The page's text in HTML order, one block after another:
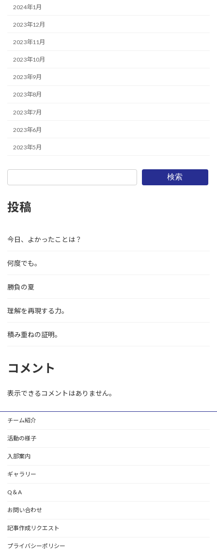
2024年1月
2023年12月
2023年11月
2023年10月
2023年9月
2023年8月
2023年7月
2023年6月
2023年5月
検索
投稿
今日、よかったことは？
何度でも。
勝負の夏
理解を再現する力。
積み重ねの証明。
コメント
表示できるコメントはありません。
チーム紹介
活動の様子
入部案内
ギャラリー
Q＆A
お問い合わせ
記事作成リクエスト
プライバシーポリシー